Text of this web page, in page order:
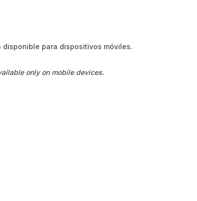
disponible para dispositivos móviles.
only on mobile devices.